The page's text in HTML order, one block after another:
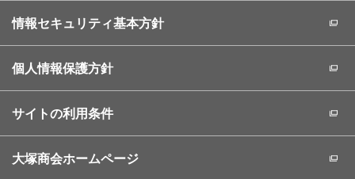
情報セキュリティ基本方針
個人情報保護方針
サイトの利用条件
大塚商会ホームページ